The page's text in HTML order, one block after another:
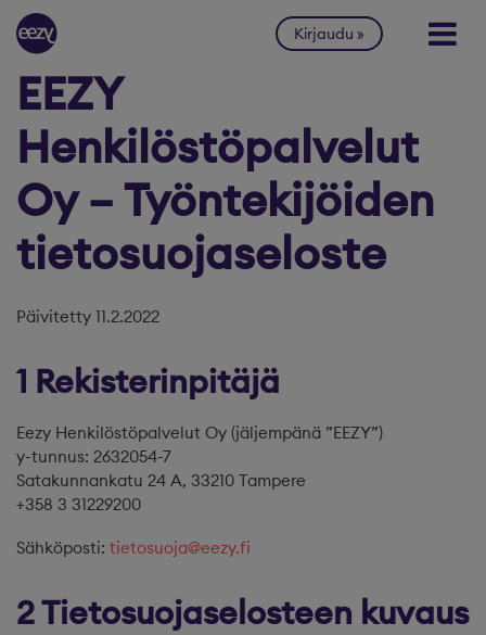
Siirry sisältöön
Kirjaudu
EEZY
Henkilöstöpalvelut
Oy – Työntekijöiden
tietosuojaseloste
Päivitetty 11.2.2022
1 Rekisterinpitäjä
Eezy Henkilöstöpalvelut Oy (jäljempänä ”EEZY”)
y-tunnus: 2632054-7
Satakunnankatu 24 A, 33210 Tampere
+358 3 31229200
Sähköposti: tietosuoja@eezy.fi
2 Tietosuojaselosteen kuvaus